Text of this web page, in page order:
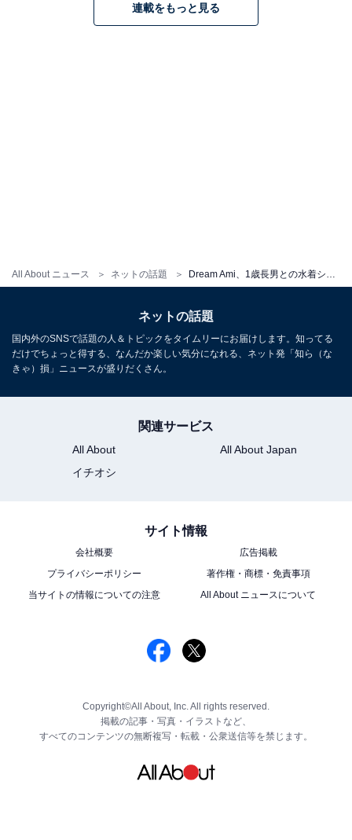
All About ニュース ネットの話題
連載をもっと見る
ネットの話題
国内外のSNSで話題の人＆トピックをタイムリーにお届けします。知ってる
だけでちょっと得する、なんだか楽しい気分になれる、ネット発「知ら（な
きゃ）損」ニュースが盛りだくさん。
関連サービス
All About
All About Japan
イチオシ
サイト情報
会社概要
広告掲載
プライバシーポリシー
著作権・商標・免責事項
当サイトの情報についての注意
All About ニュースについて
Copyright©All About, Inc. All rights reserved.
掲載の記事・写真・イラストなど、
すべてのコンテンツの無断複写・転載・公衆送信等を禁じます。